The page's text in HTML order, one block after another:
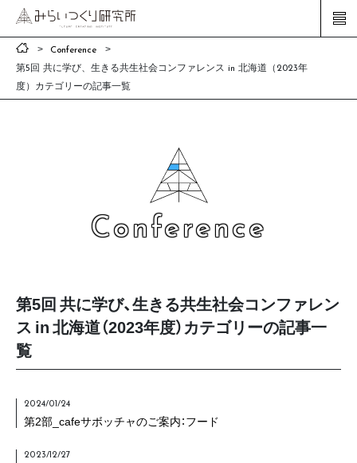
Conference
第5回 共に学び、生きる共生社会コンファレンス in 北海道（2023年
度）カテゴリーの記事一覧
Conference
第5回 共に学び、生きる共生社会コンファレン
ス in 北海道（2023年度）カテゴリーの記事一
覧
2024/01/24
第2部_cafeサボッチャのご案内：フード
2023/12/27